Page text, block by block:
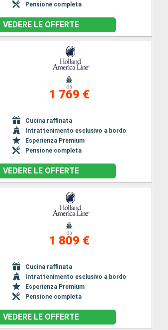
Pensione completa
VEDERE LE OFFERTE
da
1 769 €
Cucina raffinata
Intrattenimento esclusivo a bordo
Esperienza Premium
Pensione completa
VEDERE LE OFFERTE
da
1 809 €
Cucina raffinata
Intrattenimento esclusivo a bordo
Esperienza Premium
Pensione completa
VEDERE LE OFFERTE